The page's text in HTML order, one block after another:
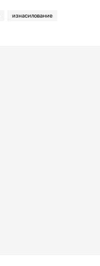
изнасилование